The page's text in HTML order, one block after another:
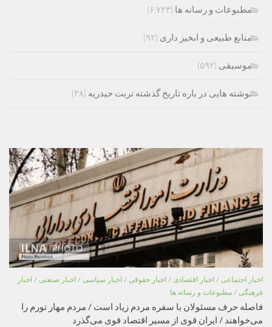
مطبوعات و رسانه ها (۶,۷۲۳)
منابع طبیعی و ابخیز داری (۹۲)
موسیقی (۵۹۲)
نوشته هایی در باره تاریخ گذشته تربت حیدریه (۳۸)
اخبار اجتماعی / اخبار اقتصادی / اخبار حقوقی / اخبار سیاسی / اخبار صنعتی / اخبار
فرهنگی / مطبوعات و رسانه ها
فاصله حرف مسئولان با سفره مردم زیاد است / مردم مهار تورم را
می‌خواهند / ایران قوی از مسیر اقتصاد قوی می‌گذرد